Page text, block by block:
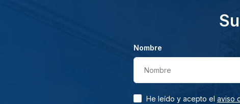
Nombre
Nombre
He leído y acepto el aviso